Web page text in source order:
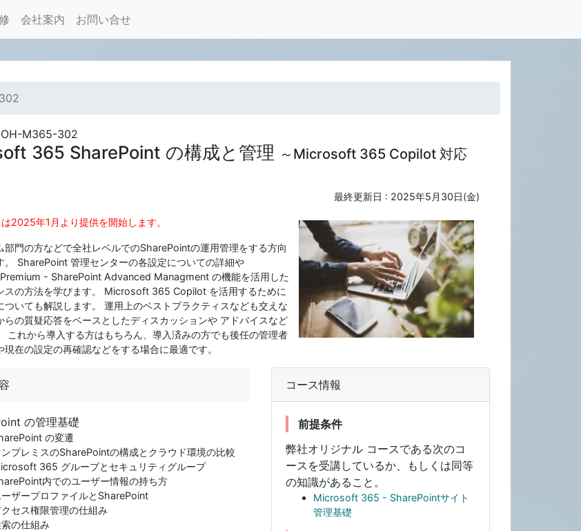
会社案内 お問い合せ
OH-M365-302
365 SharePoint の構成と管理 ～Microsoft 365 Copilot 対応
最終更新日 : 2025年5月30日(金)
2025年1月より提供を開始します。
部門の方などで全社レベルでのSharePointの運用管理をする方向
。 SharePoint 管理センターの各設定についての詳細や
- SharePoint Advanced Managment の機能を活用した
スの方法を学びます。 Microsoft 365 Copilot を活用するために
ついても解説します。 運用上のベストプラクティスなども交えな
らの質疑応答をベースとしたディスカッションや アドバイスなど
これから導入する方はもちろん、導入済みの方でも後任の管理者
現在の設定の再確認などをする場合に最適です。
の管理基礎
の変遷
ンプレミスのSharePointの構成とクラウド環境の比較
365 グループとセキュリティグループ
内でのユーザー情報の持ち方
ーザープロファイルとSharePoint
クセス権限管理の仕組み
の仕組み
コース情報
前提条件
弊社オリジナル コースである次のコ
ースを受講しているか、もしくは同等
の知識があること。
Microsoft 365 - SharePointサイト
管理基礎